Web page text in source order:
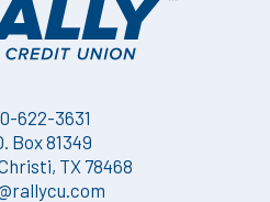
622-3631
Box 81349
TX 78468